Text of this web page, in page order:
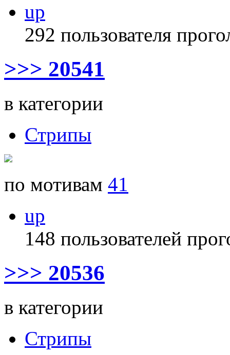
up
292 пользователя
>>> 20541
в категории
Стрипы
по мотивам 41
up
148 пользователей
>>> 20536
в категории
Стрипы